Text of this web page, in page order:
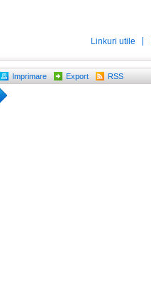
Linkuri utile
Imprimare Export RSS